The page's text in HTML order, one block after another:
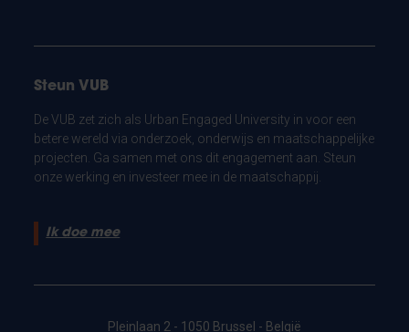
Steun VUB
De VUB zet zich als Urban Engaged University in voor een
betere wereld via onderzoek, onderwijs en maatschappelijke
projecten. Ga samen met ons dit engagement aan. Steun
onze werking en investeer mee in de maatschappij.
Ik doe mee
Pleinlaan 2 - 1050 Brussel - België